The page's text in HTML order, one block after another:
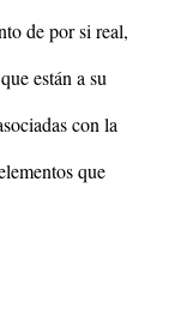
de por si real,
están a su
con la
que